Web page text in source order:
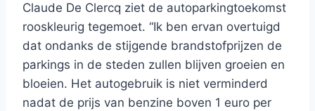
Claude De Clercq ziet de autoparkingtoekomst
rooskleurig tegemoet. “Ik ben ervan overtuigd
dat ondanks de stijgende brandstofprijzen de
parkings in de steden zullen blijven groeien en
bloeien. Het autogebruik is niet verminderd
nadat de prijs van benzine boven 1 euro per